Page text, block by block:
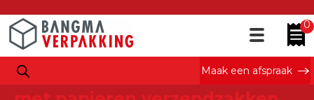
0
Maak een afspraak
Tag Archieven : 3PL
De toekomst van verzenden